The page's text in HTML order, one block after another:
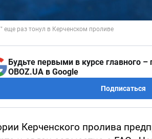
Будьте первыми в курсе главного
OBOZ.UA в Google
Подписаться
Керченского пролива